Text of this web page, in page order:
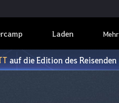
Laden Mehr
auf die Edition des Reisenden